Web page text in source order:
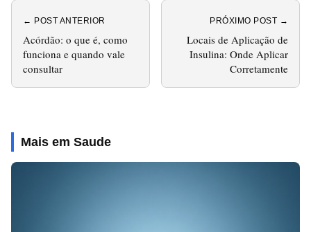
← POST ANTERIOR
Acórdão: o que é, como
funciona e quando vale
consultar
PRÓXIMO POST →
Locais de Aplicação de
Insulina: Onde Aplicar
Corretamente
Mais em Saude